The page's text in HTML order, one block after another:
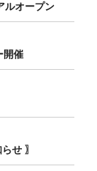
ルオープン
開催
せ 〗